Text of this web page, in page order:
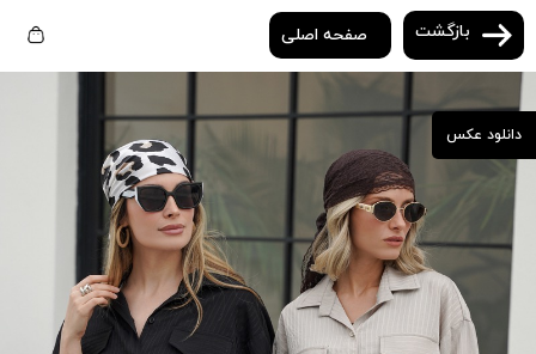
بازگشت صفحه اصلی
دانلود عکس